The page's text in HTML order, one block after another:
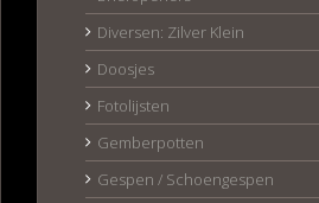
Diversen: Zilver Klein
Doosjes
Fotolijsten
Gemberpotten
Gespen / Schoengespen